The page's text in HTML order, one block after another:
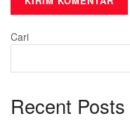
Cari
Recent Posts